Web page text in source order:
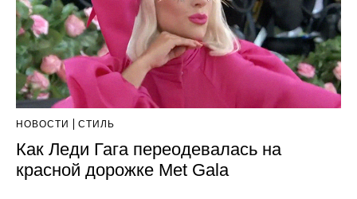
НОВОСТИ СТИЛЬ
Как Леди Гага переодевалась на
красной дорожке Met Gala